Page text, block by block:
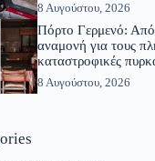
8 Αυγούστου, 2026
Πόρτο Γερμενό:
αναμονή για τους
καταστροφικές
8 Αυγούστου, 2026